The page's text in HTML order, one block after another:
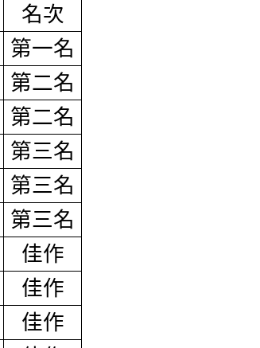
名次
第一名
第二名
第二名
第三名
第三名
第三名
佳作
佳作
佳作